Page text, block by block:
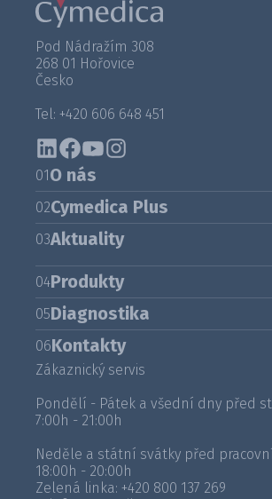
Pod Nádražím 308
268 01 Hořovice
Česko
Tel: +420 606 648 451
01O nás
02Cymedica Plus
03Aktuality
04Produkty
05Diagnostika
06Kontakty
Zákaznický servis
Pondělí - Pátek a všední dny před
7:00h - 21:00h
Neděle a státní svátky před
18:00h - 20:00h
Zelená linka: +420 800 137 269